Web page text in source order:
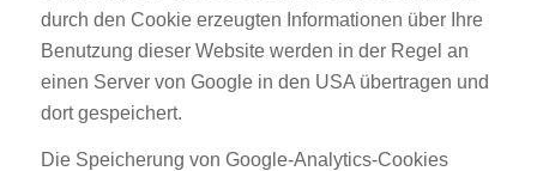
durch den Cookie erzeugten Informationen über Ihre
Benutzung dieser Website werden in der Regel an
einen Server von Google in den USA übertragen und
dort gespeichert.
Die Speicherung von Google-Analytics-Cookies